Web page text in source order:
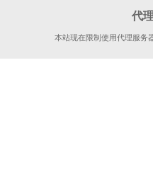
代
本站现在限制使用代理服务